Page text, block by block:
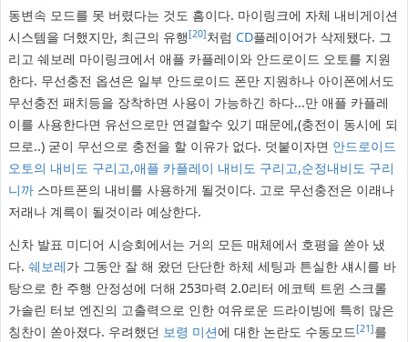
동변속 모드를 못 버렸다는 것도 흠이다. 마이링크에 자체 내비게이션
시스템을 더했지만, 최근의 유행[20]처럼 CD플레이어가 삭제됐다. 그
리고 쉐보레 마이링크에서 애플 카플레이와 안드로이드 오토를 지원
한다. 무선충전 옵션은 일부 안드로이드 폰만 지원하나 아이폰에서도
무선충전 패치등을 장착하면 사용이 가능하긴 하다...만 애플 카플레
이를 사용한다면 유선으로만 연결할수 있기 때문에,(충전이 동시에 되
므로..) 굳이 무선으로 충전을 할 이유가 없다. 덧붙이자면 안드로이드
오토의 내비도 구리고,애플 카플레이 내비도 구리고,순정내비도 구리
니까스마트폰의 내비를 사용하게 될것이다. 고로 무선충전은 이래나
저래나 계륵이 될것이라 예상한다.
신차 발표 미디어 시승회에서는 거의 모든 매체에서 호평을 쏟아 냈
다. 쉐보레가 그동안 잘 해 왔던 단단한 하체 세팅과 튼실한 섀시를 바
탕으로 한 주행 안정성에 더해 253마력 2.0리터 에코텍 트윈 스크롤
가솔린 터보 엔진의 고출력으로 인한 여유로운 드라이빙에 특히 많은
칭찬이 쏟아졌다. 우려했던 보령 미션에 대한 논란도 수동모드[21]를